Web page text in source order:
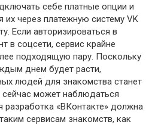
себе платные опции и
через платежную систему VK
Если авторизироваться в
в соцсети, сервис крайне
подходящую пару. Поскольку
днем будет расти,
людей для знакомства станет
сейчас может наблюдаться
разработка «ВКонтакте» должна
сервисам знакомств, как